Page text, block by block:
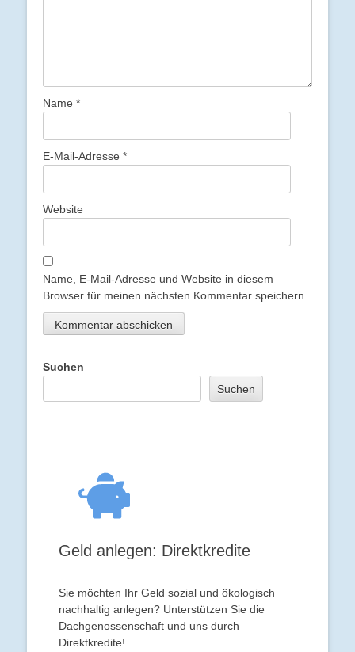
Name *
E-Mail-Adresse *
Website
Name, E-Mail-Adresse und Website in diesem
Browser für meinen nächsten Kommentar speichern.
Suchen
Suchen
Geld anlegen: Direktkredite
Sie möchten Ihr Geld sozial und ökologisch
nachhaltig anlegen? Unterstützen Sie die
Dachgenossenschaft und uns durch
Direktkredite!